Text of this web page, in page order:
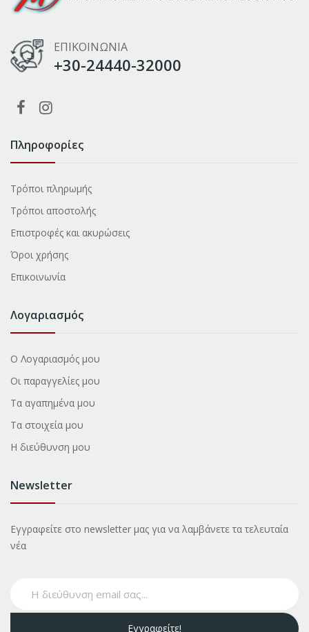
ΕΠΙΚΟΙΝΩΝΙΑ
+30-24440-32000
Πληροφορίες
Τρόποι πληρωμής
Τρόποι αποστολής
Επιστροφές και ακυρώσεις
Όροι χρήσης
Επικοινωνία
Λογαριασμός
Ο Λογαριασμός μου
Οι παραγγελίες μου
Τα αγαπημένα μου
Τα στοιχεία μου
Η διεύθυνση μου
Newsletter
Εγγραφείτε στο newsletter μας για να λαμβάνετε τα τελευταία
νέα
Εγγραφείτε!